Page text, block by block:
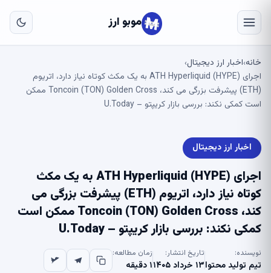
موبو ارز
خانه›اخبار ارز دیجیتال›
اجرای ATH Hyperliquid (HYPE) به یک مکث کوتاه نیاز دارد، اتریوم
(ETH) پیشرفت بزرگی می کند، Toncoin (TON) Golden Cross ممکن
است کمکی نکند: بررسی بازار کریپتو – U.Today
اخبار ارز دیجیتال
اجرای ATH Hyperliquid (HYPE) به یک مکث
کوتاه نیاز دارد، اتریوم (ETH) پیشرفت بزرگی می
کند، Toncoin (TON) Golden Cross ممکن است
کمکی نکند: بررسی بازار کریپتو – U.Today
نویسنده:
تیم تولید محتوا
تاریخ انتشار:
۱۳ خرداد ۱۴۰۵
زمان مطالعه:
۱ دقیقه